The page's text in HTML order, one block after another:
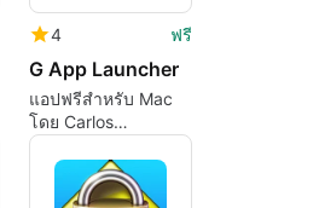
4 ฟรี
G App Launcher
แอปฟรีสำหรับ Mac
โดย Carlos
Jeurissen.